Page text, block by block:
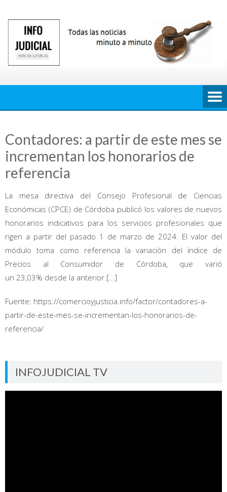
contenido
Contadores: a partir de este mes se
incrementan los honorarios de
referencia
La mesa directiva del Consejo Profesional de Ciencias
Económicas (CPCE) de Córdoba publicó los valores de nuevos
honorarios indicativos para los servicios profesionales que
rigen a partir del pasado 1 de marzo de 2024. El valor del
módulo toma como referencia la variación del índice de
Precios al Consumidor de Córdoba, que varió
un 23,03% desde la anterior […]
Fuente: https://comercioyjusticia.info/factor/contadores-a-
partir-de-este-mes-se-incrementan-los-honorarios-de-
referencia/
INFOJUDICIAL TV